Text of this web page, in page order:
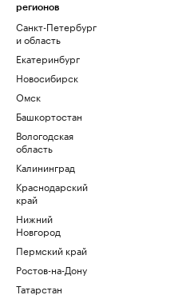
регионов
Санкт-Петербург
и область
Екатеринбург
Новосибирск
Омск
Башкортостан
Вологодская
область
Калининград
Краснодарский
край
Нижний
Новгород
Пермский край
Ростов-на-Дону
Татарстан